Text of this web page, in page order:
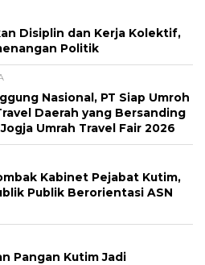
Disiplin dan Kerja Kolektif,
Politik
Nasional, PT Siap Umroh
Daerah yang Bersanding
Umrah Travel Fair 2026
Kabinet Pejabat Kutim,
Publik Berorientasi ASN
Pangan Kutim Jadi